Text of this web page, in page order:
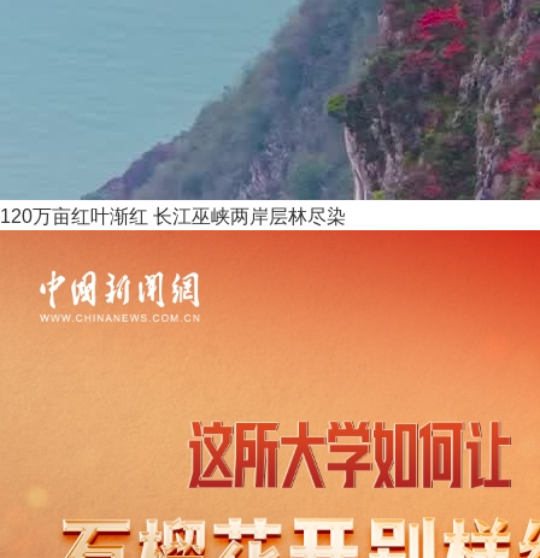
120万亩红叶渐红 长江巫峡两岸层林尽染